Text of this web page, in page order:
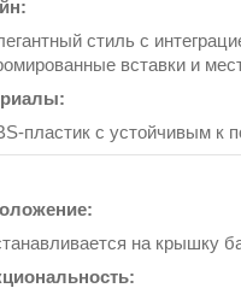
стиль с
вставки и
пластик с устойчивым к
на крышку